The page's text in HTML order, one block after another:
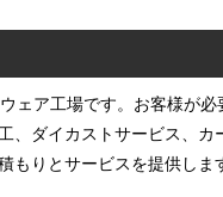
ェア工場です。お客様が
、ダイカストサービス、カ
もりとサービスを提供しま